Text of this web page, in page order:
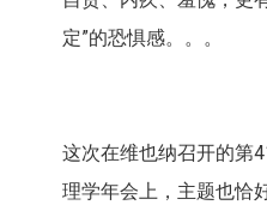
定”的恐惧感。。。
这次在维也纳召开的第
理学年会上，主题也恰